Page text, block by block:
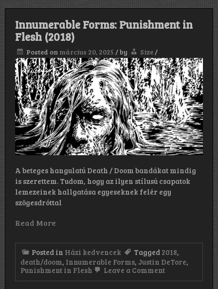
Innumerable Forms: Punishment in
Flesh (2018)
Posted on március 20, 2025 /by Size/
A beteges hangulatú Death / Doom bandákat mindig
is szerettem. Tudom, hogy az ilyen stílusú csapatok
lemezeinek hallgatása egyeseknek felér egy
szögesdróttal
Read More
Posted in Házi kedvencek Tagged 2018,
death/doom, Innumerable Forms, Justin DeTore,
Punishment in Flesh
Leave a Commenton